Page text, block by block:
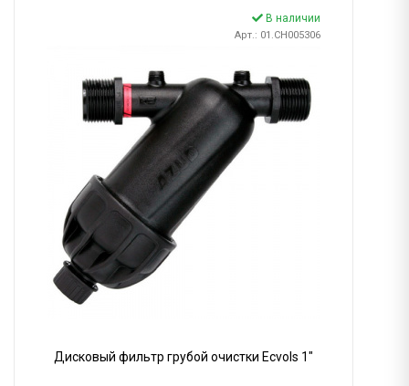
В наличии
Арт.: 01.CH005306
Дисковый фильтр грубой очистки Ecvols 1"